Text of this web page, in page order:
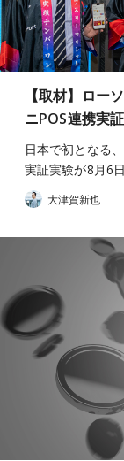
【取材】ロー
ニPOS連携実証
日本で初となる
実証実験が8月6
大津賀新也